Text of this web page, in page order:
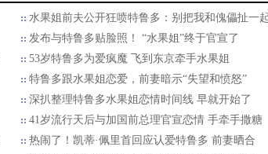
水果姐前夫公开狂喷特鲁多：别把我和傀儡扯一
发布与特鲁多贴脸照！ “水果姐”终于官宣了
53岁特鲁多为爱疯魔 飞到东京牵手水果姐
特鲁多跟水果姐恋爱，前妻暗示“失望和愤怒”
深扒整理特鲁多水果姐恋情时间线 早就开始了
41岁流行天后与加国前总理官宣恋情 手牵手撒糖
热闹了！凯蒂·佩里首回应认爱特鲁多 前妻晒合